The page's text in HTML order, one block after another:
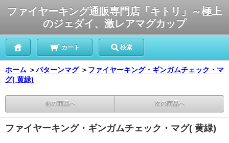
ファイヤーキング通販専門店「キトリ」～極上
のジェダイ、激レアマグカップ
カート 検索
ホーム ＞パターンマグ ＞ ファイヤーキング・ギンガムチェック・マ
グ( 黄緑)
前の商品へ 次の商品へ
ファイヤーキング・ギンガムチェック・マグ( 黄緑)